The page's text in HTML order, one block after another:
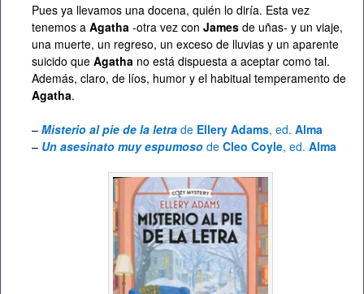
Pues ya llevamos una docena, quién lo diría. Esta vez
tenemos a Agatha -otra vez con James de uñas- y un viaje,
una muerte, un regreso, un exceso de lluvias y un aparente
suicido que Agatha no está dispuesta a aceptar como tal.
Además, claro, de líos, humor y el habitual temperamento de
Agatha.
– Misterio al pie de la letra de Ellery Adams, ed. Alma
– Un asesinato muy espumoso de Cleo Coyle, ed. Alma